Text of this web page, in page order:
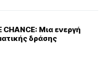
CHANCE: Μια ενεργή
δράσης